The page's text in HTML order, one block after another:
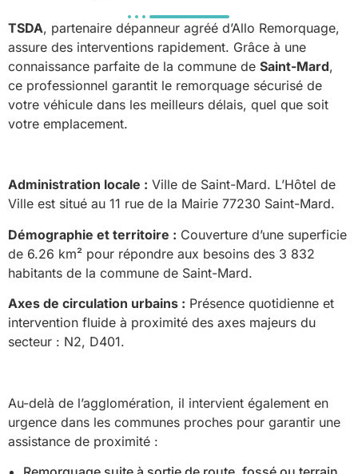
TSDA, partenaire dépanneur agréé d’Allo Remorquage,
assure des interventions rapidement. Grâce à une
connaissance parfaite de la commune de Saint-Mard,
ce professionnel garantit le remorquage sécurisé de
votre véhicule dans les meilleurs délais, quel que soit
votre emplacement.
Administration locale : Ville de Saint-Mard. L’Hôtel de
Ville est situé au 11 rue de la Mairie 77230 Saint-Mard.
Démographie et territoire : Couverture d’une superficie
de 6.26 km² pour répondre aux besoins des 3 832
habitants de la commune de Saint-Mard.
Axes de circulation urbains : Présence quotidienne et
intervention fluide à proximité des axes majeurs du
secteur : N2, D401.
Au-delà de l’agglomération, il intervient également en
urgence dans les communes proches pour garantir une
assistance de proximité :